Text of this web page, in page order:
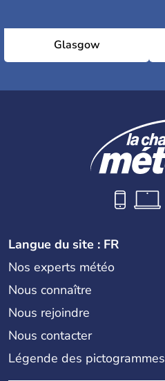
Glasgow
Langue du site : FR
Nos experts météo
Nous connaître
Nous rejoindre
Nous contacter
Légende des pictogrammes